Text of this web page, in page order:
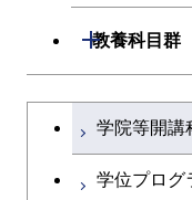
専門
専門
建築
開閉
開閉
教養科目群
開閉
文系
英語
大学院課程を切り替える
学院等開講
学位プログ